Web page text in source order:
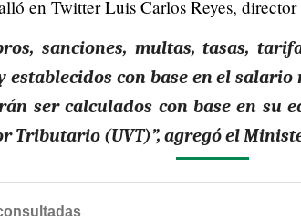
en Twitter Luis Carlos Reyes,
sanciones, multas, tasas,
establecidos con base en el
ser calculados con base en su
Tributario (UVT)”, agregó el